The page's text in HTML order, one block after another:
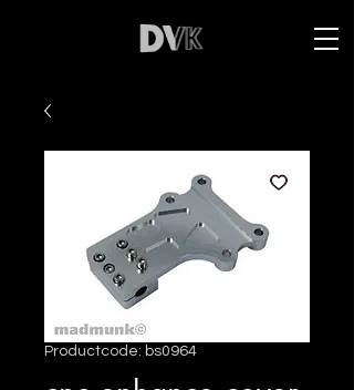
Productcode: bs0964